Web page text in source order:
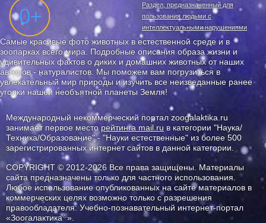
Раздел, предназначенный для
пользования людьми с
интеллектуальными нарушениями
Самые красивые фото животных в естественной среде и в
зоопарках всего мира. Подробные описания образа жизни и
удивительных фактов о диких и домашних животных от наших
авторов - натуралистов. Мы поможем вам погрузиться в
увлекательный мир природы и изучить все неизведанные ранее
уголки нашей необъятной планеты Земля!
Международный некоммерческий портал zoogalaktika.ru
занимает первое месторейтинга mail.ru в категории "Наука/
Техника/Образование" - "Науки естественные" из более 500
зарегистрированных интернет сайтов в данной категории.
COPYRIGHT © 2012-2026 Все права защищены. Материалы
сайта предназначены только для частного использования.
Любое использование опубликованных на сайте материалов в
коммерческих целях возможно только с разрешения
правообладателя: Учебно-познавательный интернет-портал
«Зоогалактика®».